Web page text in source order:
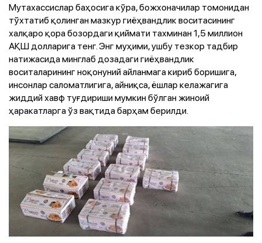
Мутахассислар баҳосига кўра, божхоначилар томонидан
тўхтатиб қолинган мазкур гиёҳвандлик воситасининг
халқаро қора бозордаги қиймати тахминан 1,5 миллион
АҚШ долларига тенг. Энг муҳими, ушбу тезкор тадбир
натижасида минглаб дозадаги гиёҳвандлик
воситаларининг ноқонуний айланмага кириб боришига,
инсонлар саломатлигига, айниқса, ёшлар келажагига
жиддий хавф туғдириши мумкин бўлган жиноий
ҳаракатларга ўз вақтида барҳам берилди.